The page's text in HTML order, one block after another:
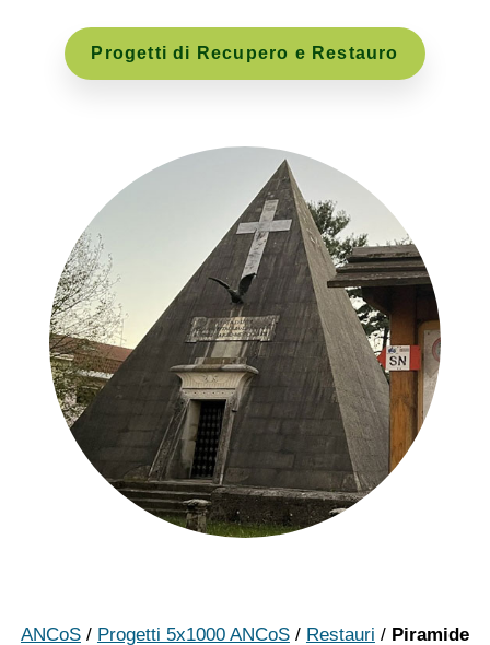
Progetti di Recupero e Restauro
ANCoS/ Progetti 5x1000 ANCoS/ Restauri / Piramide